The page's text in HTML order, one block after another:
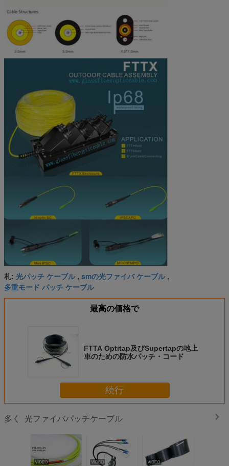
札: 光パッチ ケーブル, smの光ファイバ ケーブル,
多重モード パッチ ケーブル
最高の価格で
FTTA Optitap及びSupertapの地上
車のための防水パッチ・コード
続行
多く 光ファイバパッチケーブル